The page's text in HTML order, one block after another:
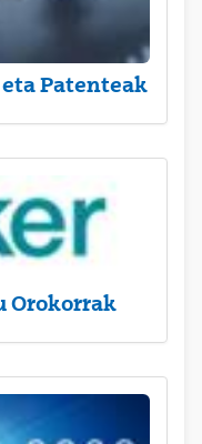
Patenteak
Orokorrak